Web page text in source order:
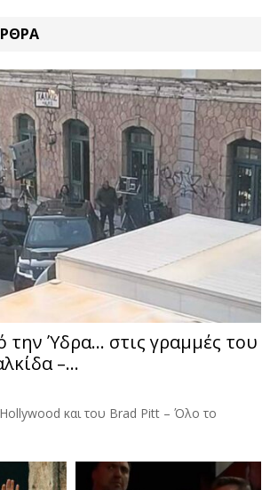
την Ύδρα… στις γραμμές του
–...
και του Brad Pitt – Όλο το